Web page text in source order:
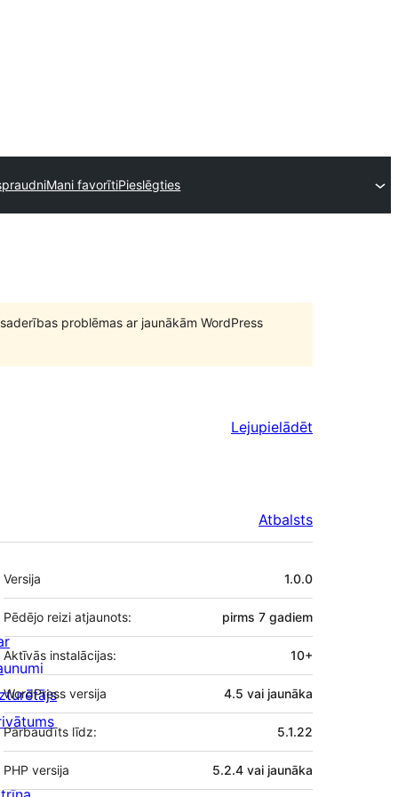
Mani favorītiPieslēgties
problēmas ar jaunākām WordPress
Lejupielādēt
Atbalsts
Meta
Versija 1.0.0
Pēdējo reizi atjaunots: pirms 7 gadiem
Aktīvās instalācijas: 10+
WordPress versija 4.5 vai jaunāka
Pārbaudīts līdz: 5.1.22
PHP versija 5.2.4 vai jaunāka